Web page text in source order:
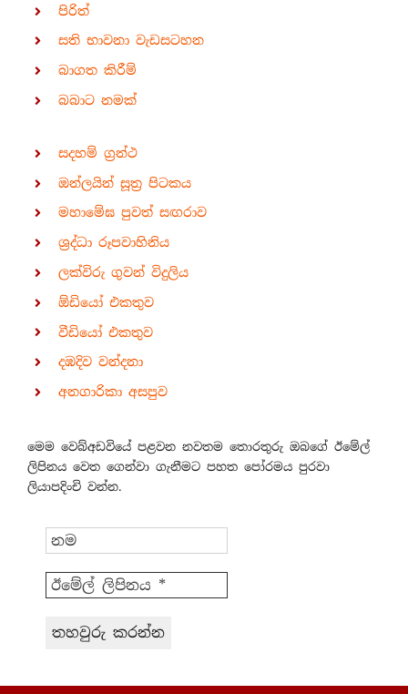
පිරිත්
සති භාවනා වැඩසටහන
බාගත කිරීම්
බබාට නමක්
සදහම් ග්‍රන්ථ
ඔන්ලයින් සූත්‍ර පිටකය
මහාමේඝ පුවත් සඟරාව
ශ්‍රද්ධා රූපවාහිනිය
ලක්විරු ගුවන් විදුලිය
ඕඩියෝ එකතුව
වීඩියෝ එකතුව
දඹදිව වන්දනා
අනගාරිකා අසපුව
මෙම වෙබ්අඩවියේ පළවන නවතම තොරතුරු ඔබගේ ඊමේල්
ලිපිනය වෙත ගෙන්වා ගැනීමට පහත පෝරමය පුරවා
ලියාපදිංචි වන්න.